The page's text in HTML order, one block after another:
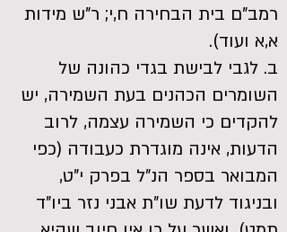
רמב"ם בית הבחירה ח,י; ר"ש מידות
א,א ועוד).
ב. לגבי לבישת בגדי כהונה של
השומרים הכהנים בעת השמירה, יש
להקדים כי השמירה עצמה, לרוב
הדעות, אינה מוגדרת כעבודה (כפי
המבואר בספר הנ"ל בפרק י"ט,
ובניגוד לדעת שו"ת אבני נזר ביו"ד